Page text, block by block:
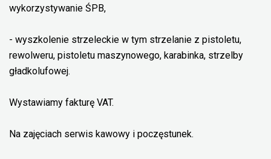
wykorzystywanie ŚPB,
- wyszkolenie strzeleckie w tym strzelanie z pistoletu,
rewolweru, pistoletu maszynowego, karabinka, strzelby
gładkolufowej.
Wystawiamy fakturę VAT.
Na zajęciach serwis kawowy i poczęstunek.